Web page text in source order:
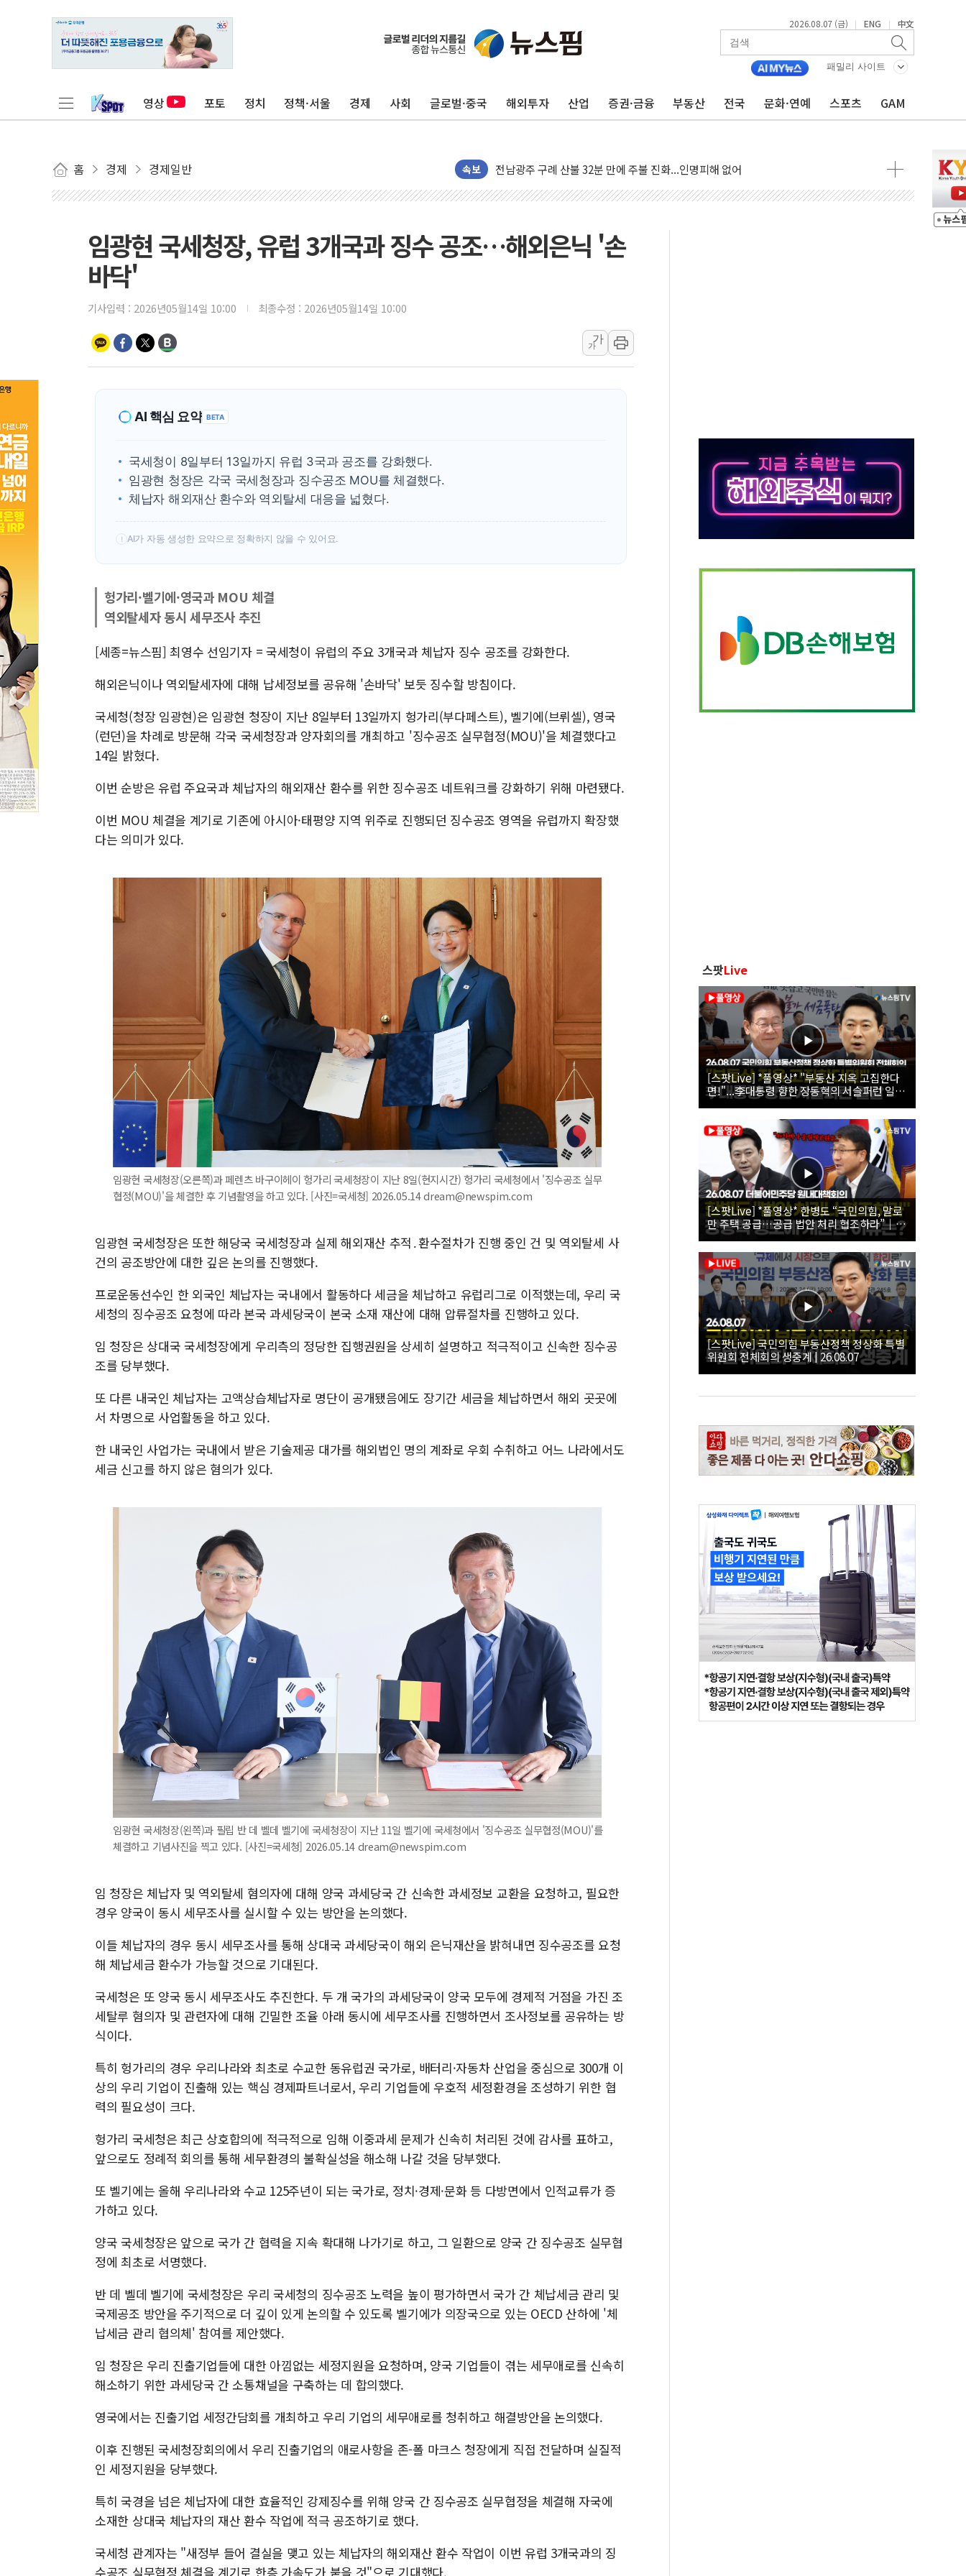
2026.08.07 (금) | ENG | 中文
패밀리 사이트
영상 포토 정치 정책·서울 경제 사회 글로벌·중국 해외투자 산업 증권·금융 부동산 전국 문화·연예 스포츠 GAM
홈 경제 경제일반 속보
국민의힘 윤리위, '부산 돌려차기 발언' 논란 서범수·진종오 징계절차 개시
수박으로 여름 나는 하마
캠코, 5918억원 규모 압류재산 1506건 공매
[시승기] 공간·승차감 잡은 볼보 EX90…'올 터치'는 호불호
돌아온 홈플러스
[종합] 청도 흥선리 야산 산불 1시간36분만에 주불진화....인명피해 없어
네이버, AI 브리핑 도입 후 블로그 창작자 지원 규모 2배 확대
SKT, '8월 월간 럭키 페스타' 실시...휴대폰 결제 최대 6000원 할인
원주시, 첨단의료복합단지 지정 준비 본격화…'AI 데이터 기반 메디테크 혁신허브' 구상
임광현 국세청장, 유럽 3개국과 징수 공조…해외은닉 '손
바닥'
기사입력 : 2026년05월14일 10:00 최종수정 : 2026년05월14일 10:00
가
가
AI 핵심 요약 BETA
국세청이 8일부터 13일까지 유럽 3국과 공조를 강화했다.
임광현 청장은 각국 국세청장과 징수공조 MOU를 체결했다.
체납자 해외재산 환수와 역외탈세 대응을 넓혔다.
! AI가 자동 생성한 요약으로 정확하지 않을 수 있어요.
헝가리·벨기에·영국과 MOU 체결
역외탈세자 동시 세무조사 추진
[세종=뉴스핌] 최영수 선임기자 = 국세청이 유럽의 주요 3개국과 체납자 징수 공조를 강화한다.
해외은닉이나 역외탈세자에 대해 납세정보를 공유해 '손바닥' 보듯 징수할 방침이다.
국세청(청장 임광현)은 임광현 청장이 지난 8일부터 13일까지 헝가리(부다페스트), 벨기에(브뤼셀), 영국
(런던)을 차례로 방문해 각국 국세청장과 양자회의를 개최하고 '징수공조 실무협정(MOU)'을 체결했다고
14일 밝혔다.
이번 순방은 유럽 주요국과 체납자의 해외재산 환수를 위한 징수공조 네트워크를 강화하기 위해 마련됐다.
이번 MOU 체결을 계기로 기존에 아시아·태평양 지역 위주로 진행되던 징수공조 영역을 유럽까지 확장했
다는 의미가 있다.
임광현 국세청장(오른쪽)과 페렌츠 바구이헤이 헝가리 국세청장이 지난 8일(현지시간) 헝가리 국세청에서 '징수공조 실무
협정(MOU)'을 체결한 후 기념촬영을 하고 있다. [사진=국세청] 2026.05.14 dream@newspim.com
임광현 국세청장은 또한 해당국 국세청장과 실제 해외재산 추적․환수절차가 진행 중인 건 및 역외탈세 사
건의 공조방안에 대한 깊은 논의를 진행했다.
프로운동선수인 한 외국인 체납자는 국내에서 활동하다 세금을 체납하고 유럽리그로 이적했는데, 우리 국
세청의 징수공조 요청에 따라 본국 과세당국이 본국 소재 재산에 대해 압류절차를 진행하고 있다.
임 청장은 상대국 국세청장에게 우리측의 정당한 집행권원을 상세히 설명하고 적극적이고 신속한 징수공
조를 당부했다.
또 다른 내국인 체납자는 고액상습체납자로 명단이 공개됐음에도 장기간 세금을 체납하면서 해외 곳곳에
서 차명으로 사업활동을 하고 있다.
한 내국인 사업가는 국내에서 받은 기술제공 대가를 해외법인 명의 계좌로 우회 수취하고 어느 나라에서도
세금 신고를 하지 않은 혐의가 있다.
임광현 국세청장(왼쪽)과 필립 반 데 벨데 벨기에 국세청장이 지난 11일 벨기에 국세청에서 '징수공조 실무협정(MOU)'를
체결하고 기념사진을 찍고 있다. [사진=국세청] 2026.05.14 dream@newspim.com
임 청장은 체납자 및 역외탈세 혐의자에 대해 양국 과세당국 간 신속한 과세정보 교환을 요청하고, 필요한
경우 양국이 동시 세무조사를 실시할 수 있는 방안을 논의했다.
이들 체납자의 경우 동시 세무조사를 통해 상대국 과세당국이 해외 은닉재산을 밝혀내면 징수공조를 요청
해 체납세금 환수가 가능할 것으로 기대된다.
국세청은 또 양국 동시 세무조사도 추진한다. 두 개 국가의 과세당국이 양국 모두에 경제적 거점을 가진 조
세탈루 혐의자 및 관련자에 대해 긴밀한 조율 아래 동시에 세무조사를 진행하면서 조사정보를 공유하는 방
식이다.
특히 헝가리의 경우 우리나라와 최초로 수교한 동유럽권 국가로, 배터리·자동차 산업을 중심으로 300개 이
상의 우리 기업이 진출해 있는 핵심 경제파트너로서, 우리 기업들에 우호적 세정환경을 조성하기 위한 협
력의 필요성이 크다.
헝가리 국세청은 최근 상호합의에 적극적으로 임해 이중과세 문제가 신속히 처리된 것에 감사를 표하고,
앞으로도 정례적 회의를 통해 세무환경의 불확실성을 해소해 나갈 것을 당부했다.
또 벨기에는 올해 우리나라와 수교 125주년이 되는 국가로, 정치·경제·문화 등 다방면에서 인적교류가 증
가하고 있다.
양국 국세청장은 앞으로 국가 간 협력을 지속 확대해 나가기로 하고, 그 일환으로 양국 간 징수공조 실무협
정에 최초로 서명했다.
반 데 벨데 벨기에 국세청장은 우리 국세청의 징수공조 노력을 높이 평가하면서 국가 간 체납세금 관리 및
국제공조 방안을 주기적으로 더 깊이 있게 논의할 수 있도록 벨기에가 의장국으로 있는 OECD 산하에 '체
납세금 관리 협의체' 참여를 제안했다.
임 청장은 우리 진출기업들에 대한 아낌없는 세정지원을 요청하며, 양국 기업들이 겪는 세무애로를 신속히
해소하기 위한 과세당국 간 소통채널을 구축하는 데 합의했다.
영국에서는 진출기업 세정간담회를 개최하고 우리 기업의 세무애로를 청취하고 해결방안을 논의했다.
이후 진행된 국세청장회의에서 우리 진출기업의 애로사항을 존-폴 마크스 청장에게 직접 전달하며 실질적
인 세정지원을 당부했다.
특히 국경을 넘은 체납자에 대한 효율적인 강제징수를 위해 양국 간 징수공조 실무협정을 체결해 자국에
소재한 상대국 체납자의 재산 환수 작업에 적극 공조하기로 했다.
국세청 관계자는 "새정부 들어 결실을 맺고 있는 체납자의 해외재산 환수 작업이 이번 유럽 3개국과의 징
수공조 실무협정 체결을 계기로 한층 가속도가 붙을 것"으로 기대했다.
스팟Live
[스팟Live] *풀영상* "부동산 지옥 고집한다
면!"...李대통령 향한 장동혁의 서슬퍼런 일갈
| 26.08.07 국민의힘 부동산정책 정상화 특별
위원회 전체회의
[스팟Live] *풀영상* 한병도 “국민의힘, 말로
만 주택 공급…공급 법안 처리 협조하라”｜
26.08.07 더불어민주당 원내대책회의
[스팟Live] 국민의힘 부동산정책 정상화 특별
위원회 전체회의 생중계 | 26.08.07